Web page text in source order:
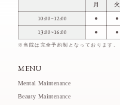
月
火
10:00~12:00 ● ●
13:00~16:00 ● ●
※当院は完全予約制となっております。
MENU
Mental Maintenance
Beauty Maintenance